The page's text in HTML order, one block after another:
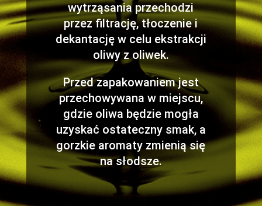
wytrząsania przechodzi
przez filtrację, tłoczenie i
dekantację w celu ekstrakcji
oliwy z oliwek.
Przed zapakowaniem jest
przechowywana w miejscu,
gdzie oliwa będzie mogła
uzyskać ostateczny smak, a
gorzkie aromaty zmienią się
na słodsze.